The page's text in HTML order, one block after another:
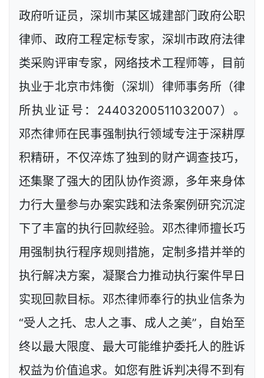
政府听证员，深圳市某区城建部门政府公职
律师、政府工程定标专家，深圳市政府法律
类采购评审专家，网络技术工程师等，目前
执业于北京市炜衡（深圳）律师事务所（律
所执业证号：24403200511032007）。
邓杰律师在民事强制执行领域专注于深耕厚
积精研，不仅淬炼了独到的财产调查技巧，
还集聚了强大的团队协作资源，多年来身体
力行大量参与办案实践和法条案例研究沉淀
下了丰富的执行回款经验。邓杰律师擅长巧
用强制执行程序规则措施，定制多措并举的
执行解决方案，凝聚合力推动执行案件早日
实现回款目标。邓杰律师奉行的执业信条为
“受人之托、忠人之事、成人之美”，自始至
终以最大限度、最大可能维护委托人的胜诉
权益为价值追求。如您有胜诉判决得不到有